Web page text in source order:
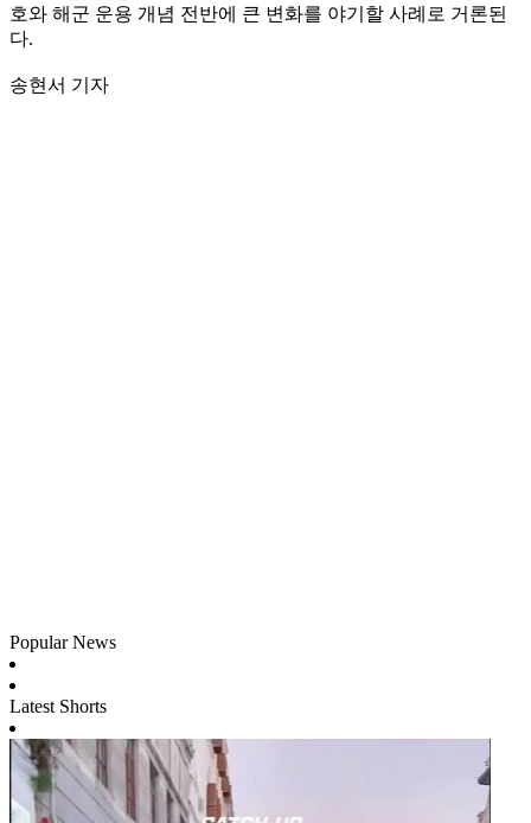
호와 해군 운용 개념 전반에 큰 변화를 야기할 사례로 거론된
다.
송현서 기자
Popular News
Latest Shorts